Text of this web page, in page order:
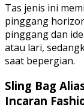
Tas jenis ini
pinggang
pinggang dan
atau lari,
saat bepergian.
Sling Bag
Incaran